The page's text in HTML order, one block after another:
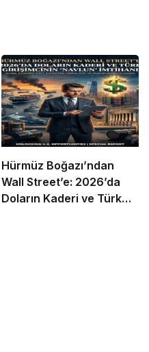
Hürmüz Boğazı’ndan
Wall Street’e: 2026’da
Doların Kaderi ve Türk